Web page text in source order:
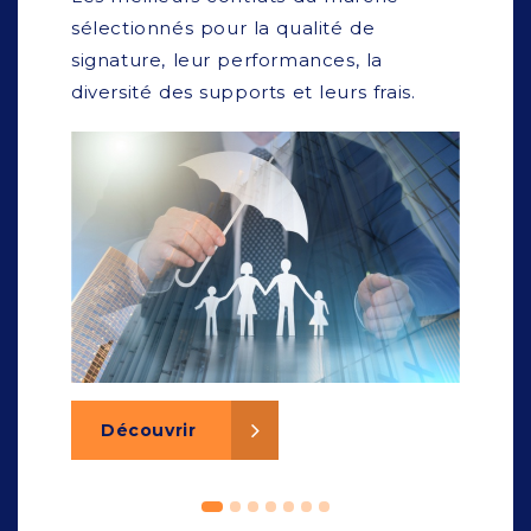
sélectionnés pour la qualité de
signature, leur performances, la
diversité des supports et leurs frais.
Découvrir